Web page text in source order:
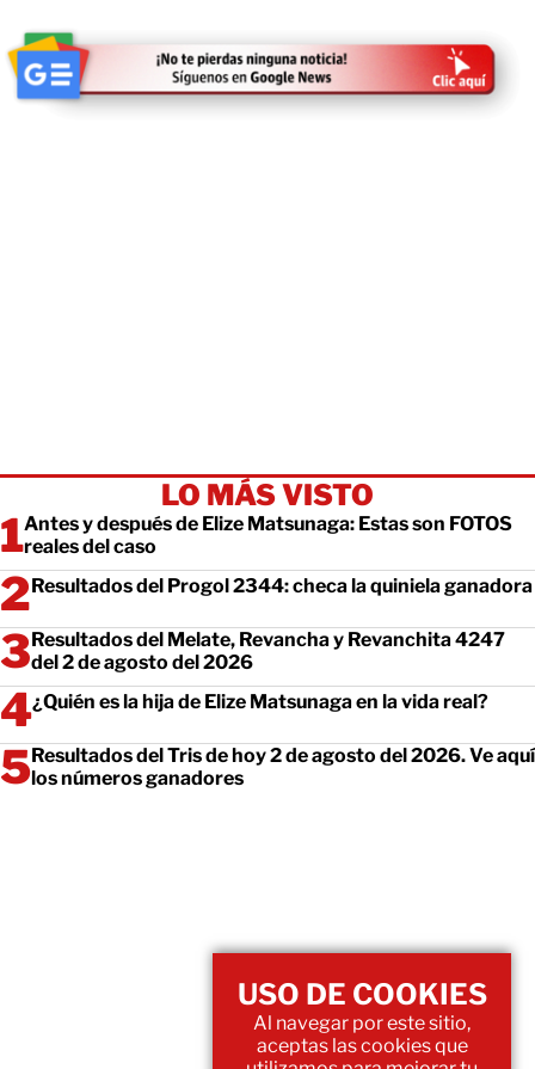
LO MÁS VISTO
Antes y después de Elize Matsunaga: Estas son FOTOS
reales del caso
Resultados del Progol 2344: checa la quiniela ganadora
Resultados del Melate, Revancha y Revanchita 4247
del 2 de agosto del 2026
¿Quién es la hija de Elize Matsunaga en la vida real?
Resultados del Tris de hoy 2 de agosto del 2026. Ve aquí
los números ganadores
USO DE COOKIES
Al navegar por este sitio,
aceptas las cookies que